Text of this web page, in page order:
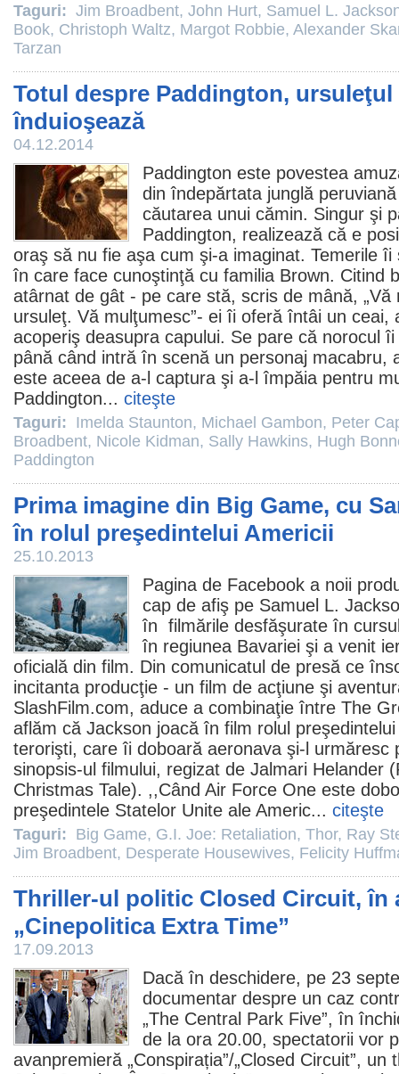
Taguri: Jim Broadbent, John Hurt, Samuel L.
Book, Christoph Waltz, Margot Robbie, Alexander
Tarzan
Totul despre Paddington, ursuleţul
înduioşează
04.12.2014
Paddington este povestea
din îndepărtata junglă
căutarea unui cămin. Singur şi
Paddington, realizează că e
oraş să nu fie aşa cum şi-a imaginat. Temerile
în care face cunoştinţă cu familia Brown. Citind
atârnat de gât - pe care stă, scris de mână,
ursuleţ. Vă mulţumesc”- ei îi oferă întâi un ceai,
acoperiş deasupra capului. Se pare că norocul
până când intră în scenă un personaj macabru,
este aceea de a-l captura şi a-l împăia pentru
Paddington... citeşte
Taguri: Imelda Staunton, Michael Gambon, Peter
Broadbent, Nicole Kidman, Sally Hawkins, Hugh
Paddington
Prima imagine din Big Game, cu
în rolul preşedintelui Americii
25.10.2013
Pagina de Facebook a noii
cap de afiş pe Samuel L.
în filmările desfăşurate în
în regiunea Bavariei şi a venit
oficială din film. Din comunicatul de presă ce
incitanta producţie - un film de acţiune şi
SlashFilm.com, aduce a combinaţie între The
aflăm că Jackson joacă în film rolul
terorişti, care îi doboară aeronava şi-l urmăresc
sinopsis-ul filmului, regizat de Jalmari Helander (
Christmas Tale). ,,Când Air Force One este
preşedintele Statelor Unite ale Americ... citeşte
Taguri: Big Game, G.I. Joe: Retaliation, Thor, Ray
Jim Broadbent, Desperate Housewives, Felicity
Thriller-ul politic Closed Circuit, în
„Cinepolitica Extra Time”
17.09.2013
Dacă în deschidere, pe 23
documentar despre un caz
„The Central Park Five”, în
de la ora 20.00, spectatorii vor
avanpremieră „Conspirația”/„Closed Circuit”, un